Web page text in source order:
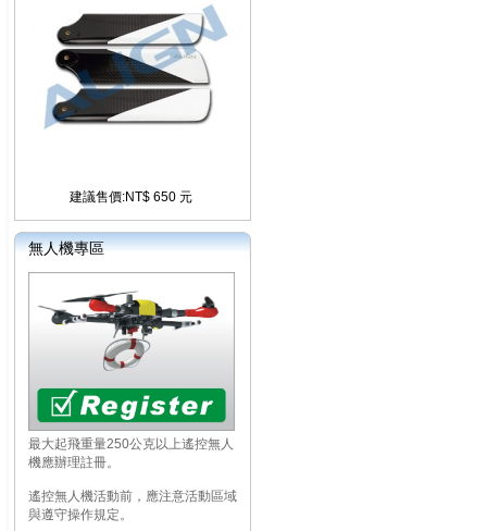
建議售價:NT$ 650 元
無人機專區
最大起飛重量250公克以上遙控無人
機應辦理註冊。
遙控無人機活動前，應注意活動區域
與遵守操作規定。